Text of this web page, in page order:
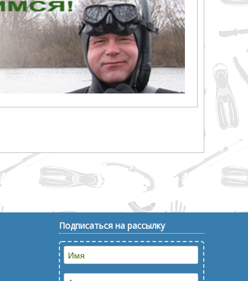
Подписаться на рассылку